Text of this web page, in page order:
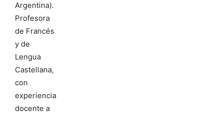
Argentina).
Profesora
de Francés
y de
Lengua
Castellana,
con
experiencia
docente a